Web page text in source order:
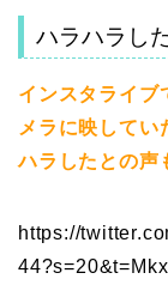
ハラハラし
インスタライブ
メラに映してい
ハラしたとの声
https://